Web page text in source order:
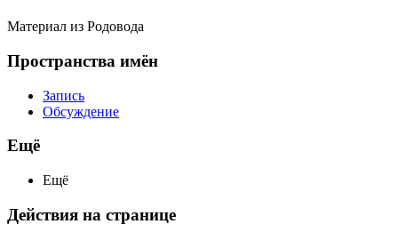
Материал из Родовода
Пространства имён
Запись
Обсуждение
Ещё
Ещё
Действия на странице